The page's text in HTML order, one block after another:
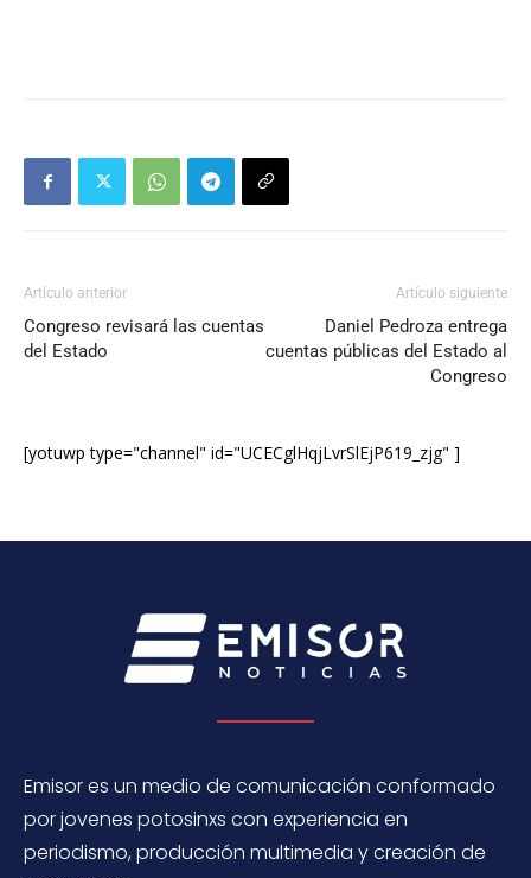
Artículo anterior
Congreso revisará las cuentas
del Estado
Artículo siguiente
Daniel Pedroza entrega
cuentas públicas del Estado al
Congreso
[yotuwp type="channel" id="UCECglHqjLvrSlEjP619_zjg" ]
Emisor es un medio de comunicación conformado
por jovenes potosinxs con experiencia en
periodismo, producción multimedia y creación de